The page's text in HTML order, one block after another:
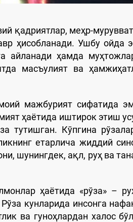
қадриятлар, меҳр-
ҳисобланади. Ушбу ойда
айланади ҳамда
масъулият ва
мажбурият сифатида
ҳаётида иштирок этиш
тутишган. Кўпгина
етарлича жиддий
шунингдек, ақл, руҳ ва
ҳаётида «рўза» –
кунларида инсонга
ва гуноҳлардан халос